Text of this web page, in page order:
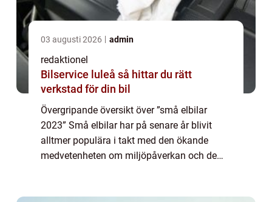
03 augusti 2026 admin
redaktionel
Bilservice luleå så hittar du rätt
verkstad för din bil
Övergripande översikt över ”små elbilar
2023” Små elbilar har på senare år blivit
alltmer populära i takt med den ökande
medvetenheten om miljöpåverkan och de